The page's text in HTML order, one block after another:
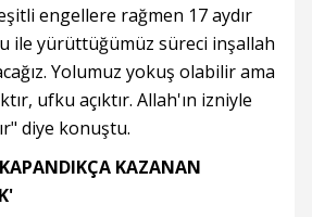
engellere rağmen 17 aydır
ile yürüttüğümüz süreci inşallah
Yolumuz yokuş olabilir ama
ufku açıktır. Allah'ın izniyle
diye konuştu.
KAZANAN